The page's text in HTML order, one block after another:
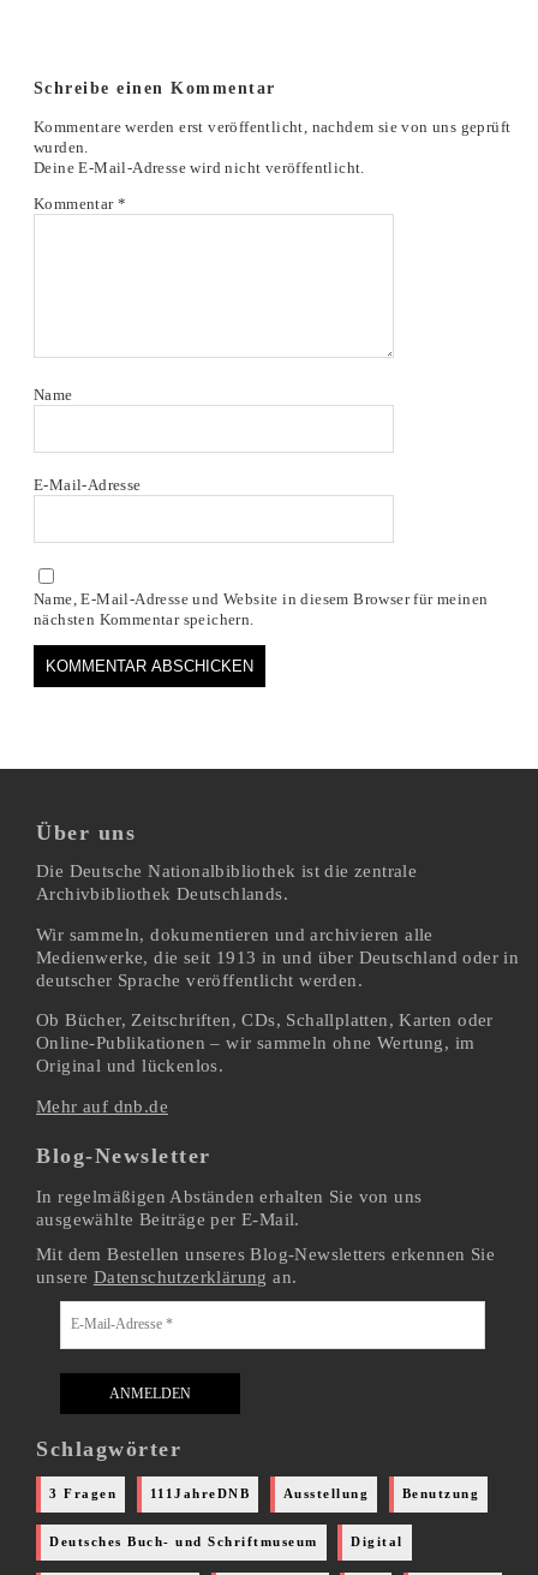
Schreibe einen Kommentar
Kommentare werden erst veröffentlicht, nachdem sie von uns geprüft
wurden.
Deine E-Mail-Adresse wird nicht veröffentlicht.
Kommentar *
Name
E-Mail-Adresse
Name, E-Mail-Adresse und Website in diesem Browser für meinen
nächsten Kommentar speichern.
Über uns
Die Deutsche Nationalbibliothek ist die zentrale
Archivbibliothek Deutschlands.
Wir sammeln, dokumentieren und archivieren alle
Medienwerke, die seit 1913 in und über Deutschland oder in
deutscher Sprache veröffentlicht werden.
Ob Bücher, Zeitschriften, CDs, Schallplatten, Karten oder
Online-Publikationen – wir sammeln ohne Wertung, im
Original und lückenlos.
Mehr auf dnb.de
Blog-Newsletter
In regelmäßigen Abständen erhalten Sie von uns
ausgewählte Beiträge per E-Mail.
Mit dem Bestellen unseres Blog-Newsletters erkennen Sie
unsere Datenschutzerklärung an.
Schlagwörter
3 Fragen 111JahreDNB Ausstellung Benutzung
Deutsches Buch- und Schriftmuseum Digital